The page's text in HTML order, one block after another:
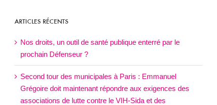
ARTICLES RÉCENTS
Nos droits, un outil de santé publique enterré par le
prochain Défenseur ?
Second tour des municipales à Paris : Emmanuel
Grégoire doit maintenant répondre aux exigences des
associations de lutte contre le VIH-Sida et des